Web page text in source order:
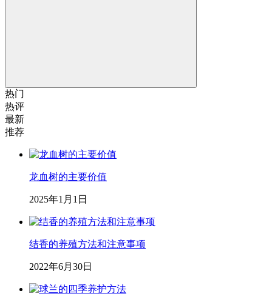
热门
热评
最新
推荐
龙血树的主要价值
2025年1月1日
结香的养殖方法和注意事项
2022年6月30日